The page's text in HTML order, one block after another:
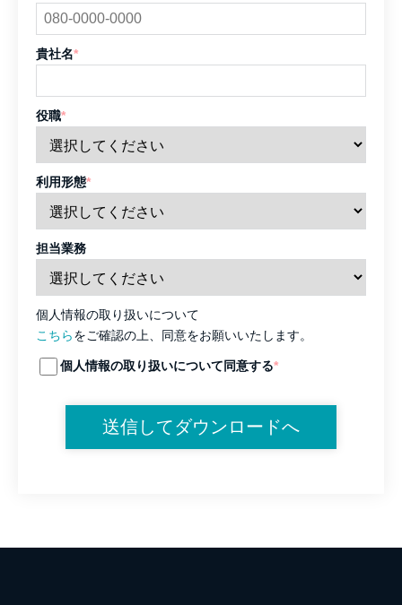
貴社名*
役職*
利用形態*
担当業務
個人情報の取り扱いについて
こちらをご確認の上、同意をお願いいたします。
個人情報の取り扱いについて同意する*